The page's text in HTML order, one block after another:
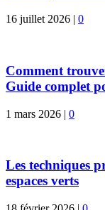
16 juillet 2026 | 0
Comment
Guide complet
1 mars 2026 | 0
Les techniques
espaces verts